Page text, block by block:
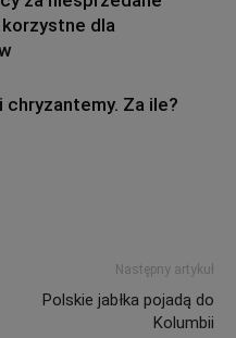
dla
chryzantemy. Za ile?
Następny artykuł
Polskie jabłka pojadą do
Kolumbii